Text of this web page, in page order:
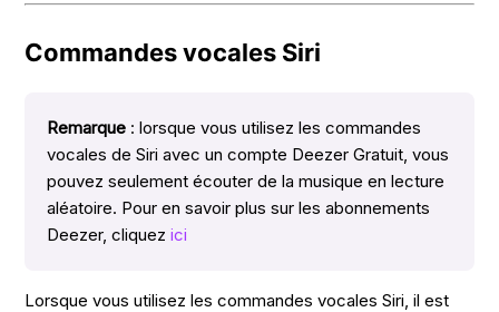
Commandes vocales Siri
Remarque : lorsque vous utilisez les commandes
vocales de Siri avec un compte Deezer Gratuit, vous
pouvez seulement écouter de la musique en lecture
aléatoire. Pour en savoir plus sur les abonnements
Deezer, cliquezici
Lorsque vous utilisez les commandes vocales Siri, il est